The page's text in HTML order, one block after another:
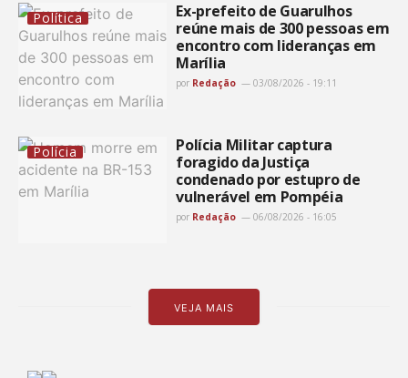
Política
Ex-prefeito de Guarulhos
reúne mais de 300 pessoas em
encontro com lideranças em
Marília
por Redação 03/08/2026 - 19:11
Polícia
Polícia Militar captura
foragido da Justiça
condenado por estupro de
vulnerável em Pompéia
por Redação 06/08/2026 - 16:05
VEJA MAIS